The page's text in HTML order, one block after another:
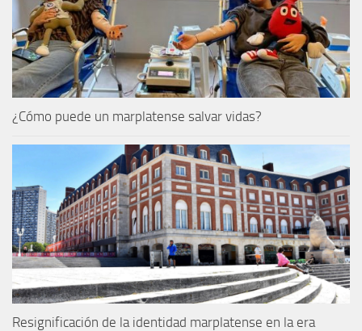
¿Cómo puede un marplatense salvar vidas?
Resignificación de la identidad marplatense en la era